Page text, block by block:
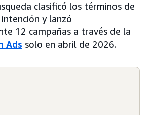
clasificó los términos de
y lanzó
12 campañas a través de la
Ads solo en abril de 2026.